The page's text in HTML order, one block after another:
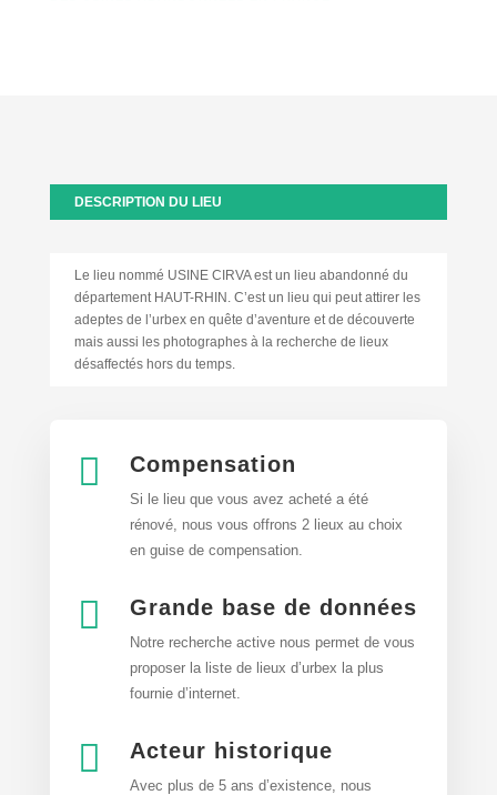
DESCRIPTION DU LIEU
Le lieu nommé USINE CIRVA est un lieu abandonné du
département HAUT-RHIN. C’est un lieu qui peut attirer les
adeptes de l’urbex en quête d’aventure et de découverte
mais aussi les photographes à la recherche de lieux
désaffectés hors du temps.
 Compensation
Si le lieu que vous avez acheté a été
rénové, nous vous offrons 2 lieux au choix
en guise de compensation.
 Grande base de données
Notre recherche active nous permet de vous
proposer la liste de lieux d’urbex la plus
fournie d’internet.
 Acteur historique
Avec plus de 5 ans d’existence, nous